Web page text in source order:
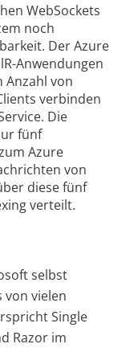
WebSockets
noch
Der Azure
Anwendungen
Anzahl von
verbinden
Die
fünf
Azure
von
diese fünf
verteilt.
selbst
von vielen
Single
Razor im